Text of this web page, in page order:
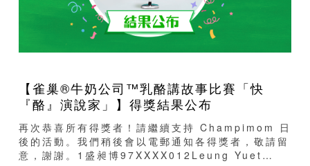
【雀巢®牛奶公司™乳酪講故事比賽「快
『酪』演說家」】得獎結果公布
再次恭喜所有得獎者！請繼續支持 Champimom 日
後的活動。我們稍後會以電郵通知各得獎者，敬請留
意，謝謝。1盛昶博97XXXX012Leung Yuet